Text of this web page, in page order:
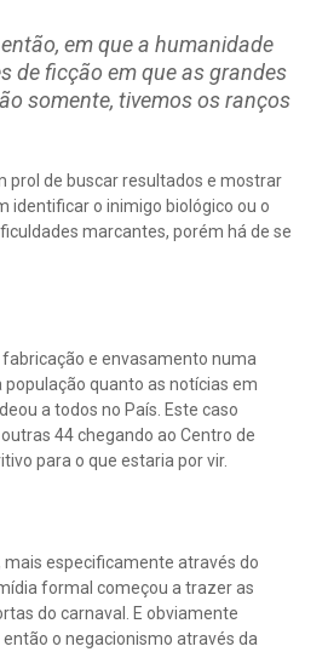
em que a humanidade
de ficção em que as grandes
somente, tivemos os ranços
prol de buscar resultados e mostrar
identificar o inimigo biológico ou o
marcantes, porém há de se
e envasamento numa
população quanto as notícias em
a todos no País. Este caso
44 chegando ao Centro de
para o que estaria por vir.
mais especificamente através do
formal começou a trazer as
do carnaval. E obviamente
o negacionismo através da